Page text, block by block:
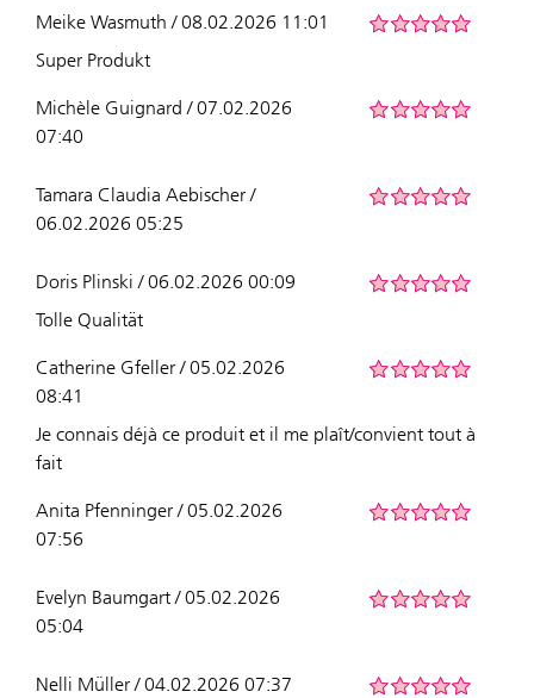
Meike Wasmuth / 08.02.2026 11:01
Super Produkt
Michèle Guignard / 07.02.2026
07:40
Tamara Claudia Aebischer /
06.02.2026 05:25
Doris Plinski / 06.02.2026 00:09
Tolle Qualität
Catherine Gfeller / 05.02.2026
08:41
Je connais déjà ce produit et il me plaît/convient tout à
fait
Anita Pfenninger / 05.02.2026
07:56
Evelyn Baumgart / 05.02.2026
05:04
Nelli Müller / 04.02.2026 07:37